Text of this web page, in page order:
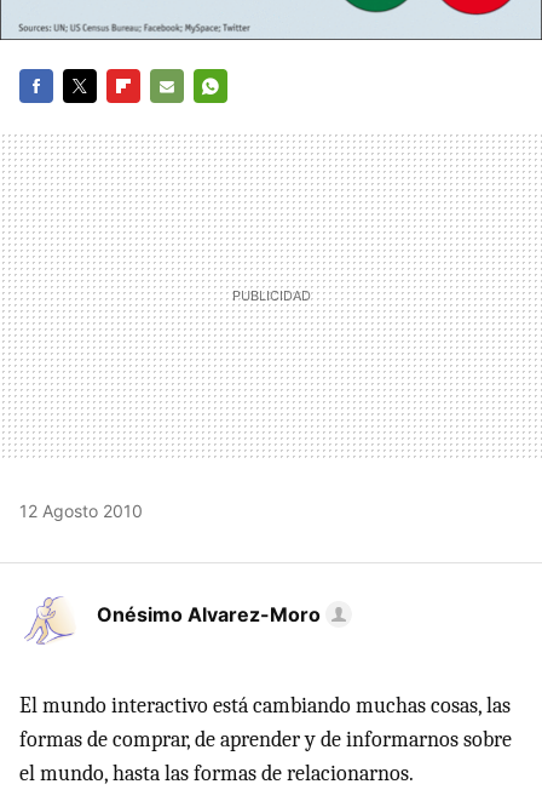
MAIL
12 Agosto 2010
Onésimo Alvarez-Moro
El mundo interactivo está cambiando muchas cosas, las
formas de comprar, de aprender y de informarnos sobre
el mundo, hasta las formas de relacionarnos.